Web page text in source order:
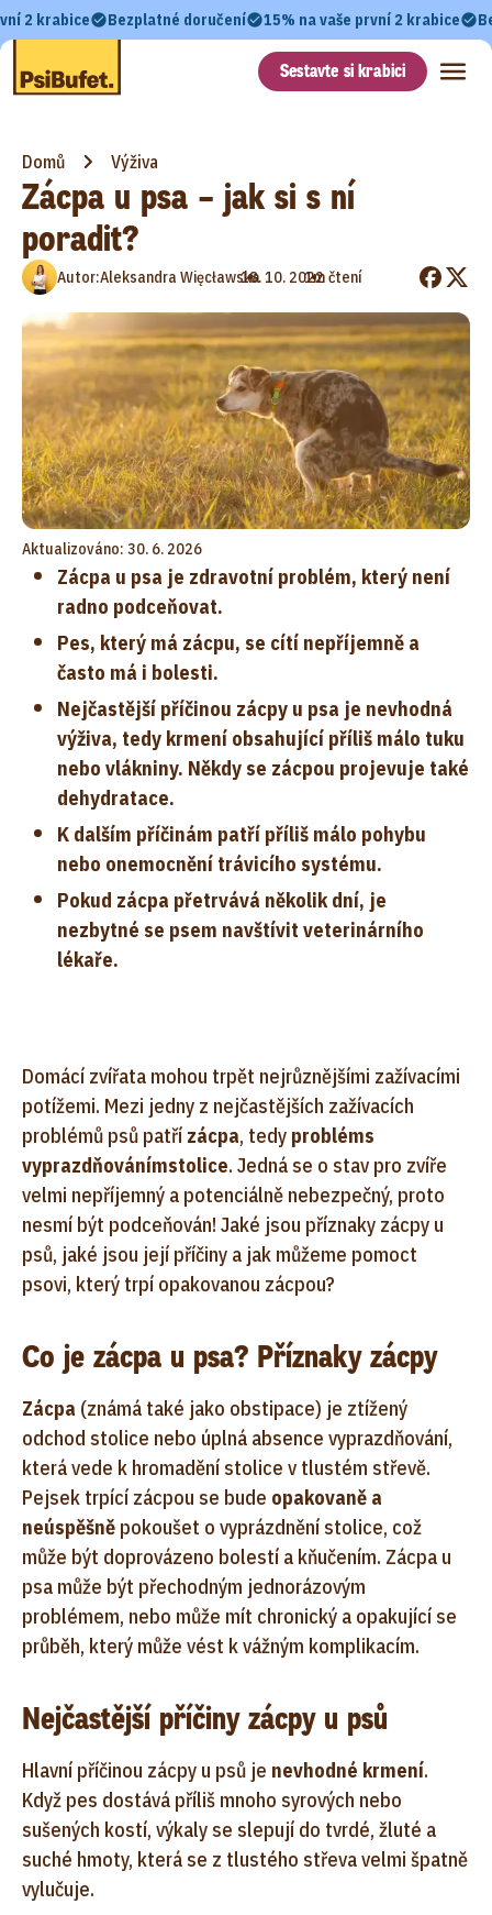
2 krabice Bezplatné doručení 15% na vaše první 2 krabice
Sestavte si krabici
Domů Výživa
Zácpa u psa – jak si s ní
poradit?
Autor:Aleksandra Więcławska
•
18. 10. 2022
•
1m čtení
Aktualizováno: 30. 6. 2026
Zácpa u psa je zdravotní problém, který není
radno podceňovat.
Pes, který má zácpu, se cítí nepříjemně a
často má i bolesti.
Nejčastější příčinou zácpy u psa je nevhodná
výživa, tedy krmení obsahující příliš málo tuku
nebo vlákniny. Někdy se zácpou projevuje také
dehydratace.
K dalším příčinám patří příliš málo pohybu
nebo onemocnění trávicího systému.
Pokud zácpa přetrvává několik dní, je
nezbytné se psem navštívit veterinárního
lékaře.
Domácí zvířata mohou trpět nejrůznějšími zažívacími
potížemi. Mezi jedny z nejčastějších zažívacích
problémů psů patří zácpa, tedy probléms
vyprazdňovánímstolice. Jedná se o stav pro zvíře
velmi nepříjemný a potenciálně nebezpečný, proto
nesmí být podceňován! Jaké jsou příznaky zácpy u
psů, jaké jsou její příčiny a jak můžeme pomoct
psovi, který trpí opakovanou zácpou?
Co je zácpa u psa? Příznaky zácpy
Zácpa (známá také jako obstipace) je ztížený
odchod stolice nebo úplná absence vyprazdňování,
která vede k hromadění stolice v tlustém střevě.
Pejsek trpící zácpou se bude opakovaně a
neúspěšně pokoušet o vyprázdnění stolice, což
může být doprovázeno bolestí a kňučením. Zácpa u
psa může být přechodným jednorázovým
problémem, nebo může mít chronický a opakující se
průběh, který může vést k vážným komplikacím.
Nejčastější příčiny zácpy u psů
Hlavní příčinou zácpy u psů je nevhodné krmení.
Když pes dostává příliš mnoho syrových nebo
sušených kostí, výkaly se slepují do tvrdé, žluté a
suché hmoty, která se z tlustého střeva velmi špatně
vylučuje.